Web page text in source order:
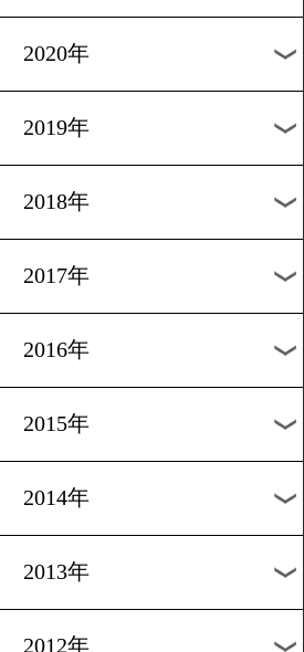
2023年
2021年
2020年
2018年
2016年